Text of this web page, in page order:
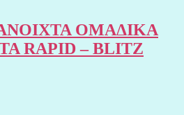
ΟΜΑΔΙΚΑ
RAPID – BLITZ